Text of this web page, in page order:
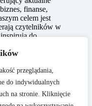
przeglądania,
do indywidualnych
na stronie. Kliknięcie
finanse,
celem jest
czytelników w
do
wiedzy w